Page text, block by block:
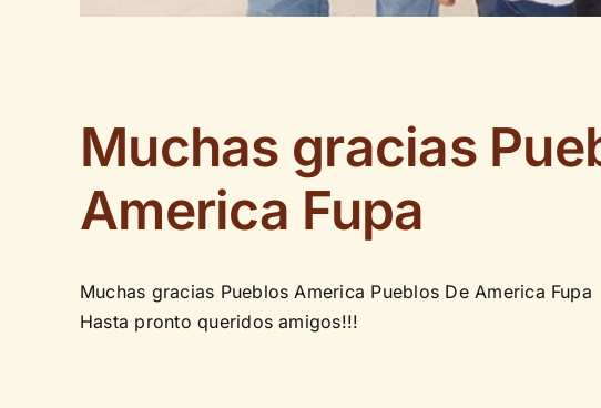
Muchas gracias
America Fupa
Muchas gracias Pueblos America Pueblos De America Fupa
Hasta pronto queridos amigos!!!